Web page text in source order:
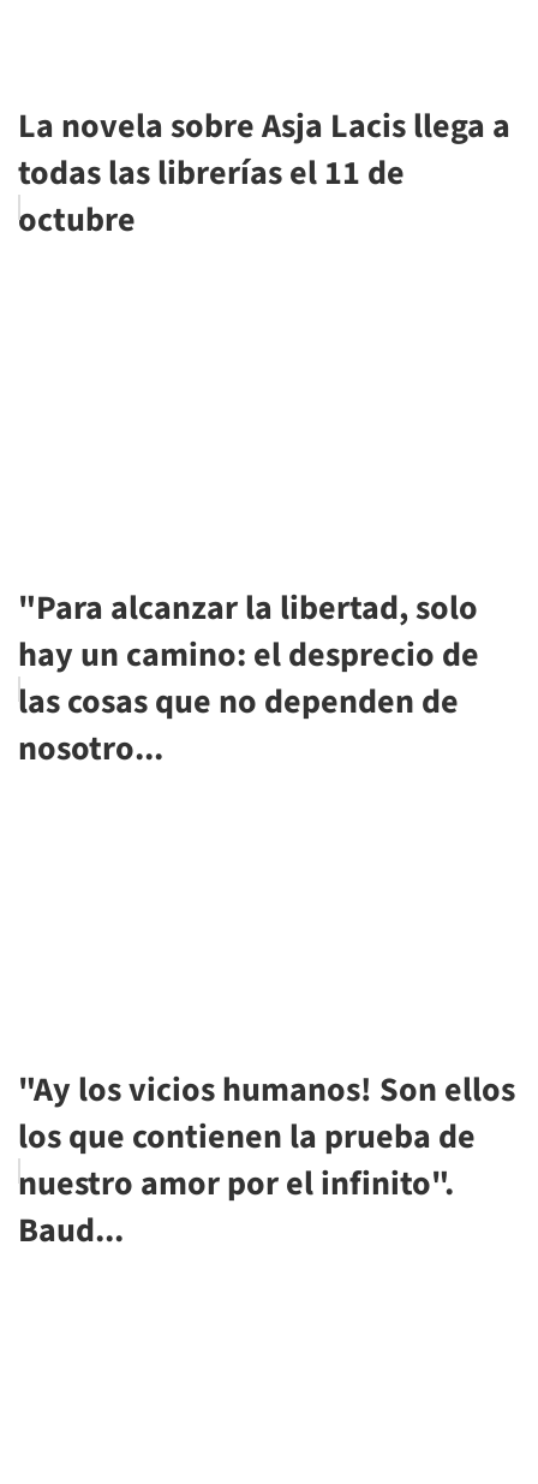
La novela sobre Asja Lacis llega a
todas las librerías el 11 de
octubre
"Para alcanzar la libertad, solo
hay un camino: el desprecio de
las cosas que no dependen de
nosotro...
"Ay los vicios humanos! Son ellos
los que contienen la prueba de
nuestro amor por el infinito".
Baud...